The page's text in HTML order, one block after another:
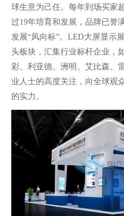
球生意为己任。每年到场买家
过19年培育和发展，品牌已誉
发展“风向标”。LED大屏显示
头板块，汇集行业标杆企业，
彩、利亚德、洲明、艾比森、
业人士的高度关注，向全球观
的实力。